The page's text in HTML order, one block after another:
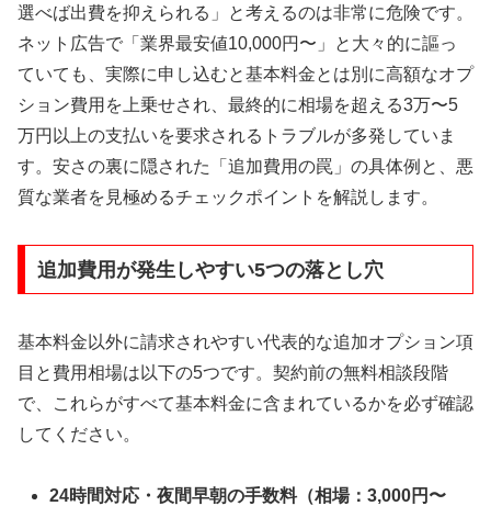
選べば出費を抑えられる」と考えるのは非常に危険です。
ネット広告で「業界最安値10,000円〜」と大々的に謳っ
ていても、実際に申し込むと基本料金とは別に高額なオプ
ション費用を上乗せされ、最終的に相場を超える3万〜5
万円以上の支払いを要求されるトラブルが多発していま
す。安さの裏に隠された「追加費用の罠」の具体例と、悪
質な業者を見極めるチェックポイントを解説します。
追加費用が発生しやすい5つの落とし穴
基本料金以外に請求されやすい代表的な追加オプション項
目と費用相場は以下の5つです。契約前の無料相談段階
で、これらがすべて基本料金に含まれているかを必ず確認
してください。
24時間対応・夜間早朝の手数料（相場：3,000円〜